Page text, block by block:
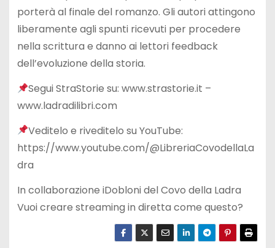
porterà al finale del romanzo. Gli autori attingono
liberamente agli spunti ricevuti per procedere
nella scrittura e danno ai lettori feedback
dell’evoluzione della storia.
Segui StraStorie su: www.strastorie.it –
www.ladradilibri.com
Veditelo e riveditelo su YouTube:
https://www.youtube.com/@LibreriaCovodellaLa
dra
In collaborazione iDobloni del Covo della Ladra
Vuoi creare streaming in diretta come questo?